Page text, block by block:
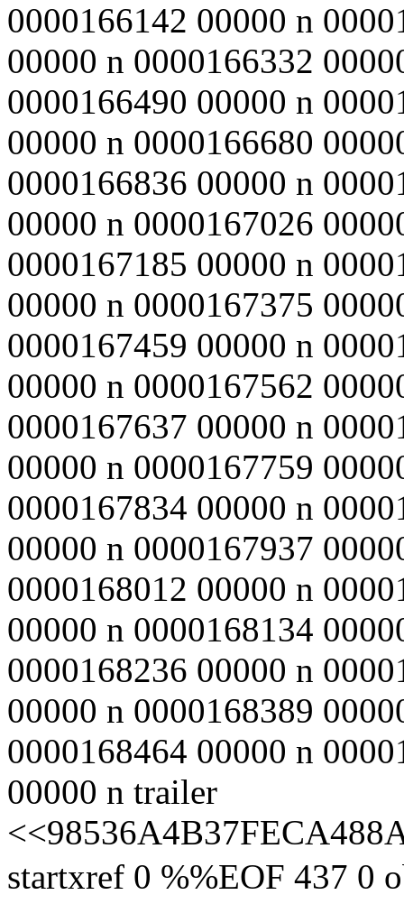
0000166142 00000 n
00000 n 0000166332
0000166490 00000 n
00000 n 0000166680
0000166836 00000 n
00000 n 0000167026
0000167185 00000 n
00000 n 0000167375
0000167459 00000 n
00000 n 0000167562
0000167637 00000 n
00000 n 0000167759
0000167834 00000 n
00000 n 0000167937
0000168012 00000 n
00000 n 0000168134
0000168236 00000 n
00000 n 0000168389
0000168464 00000 n
00000 n trailer
startxref 0 %%EOF 437